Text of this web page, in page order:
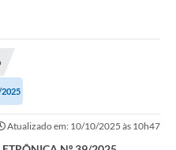
2025
Atualizado em: 10/10/2025 às 10h47